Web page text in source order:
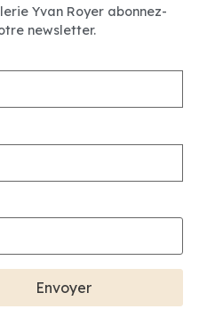
Yvan Royer abonnez-
newsletter.